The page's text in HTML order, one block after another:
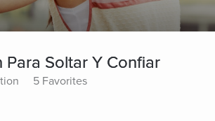
Para Soltar Y Confiar
5 Favorites